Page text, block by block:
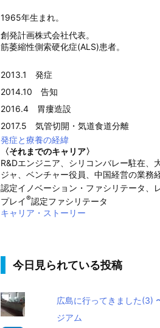
1965年生まれ。
創発計画株式会社代表。
筋萎縮性側索硬化症(ALS)患者。
2013.1 発症
2014.10 告知
2016.4 胃瘻造設
2017.5 気管切開・気道食道分離
発症と療養の経緯
〈それまでのキャリア〉
R&Dエンジニア、シリコンバレー駐在、
ジャ、ベンチャー役員、中国経営の業務経
認定イノベーション・ファシリテータ、
プレイ®認定ファシリテータ
キャリア・ストーリー
今日見られている投稿
広島に行ってきました(3)
ジアム